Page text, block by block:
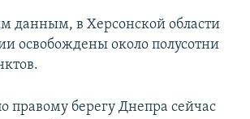
данным, в Херсонской области
освобождены около полусотни
правому берегу Днепра сейчас